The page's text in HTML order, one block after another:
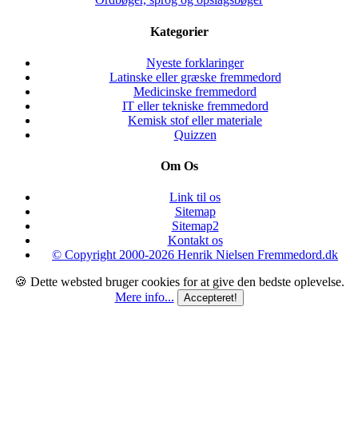
Kategorier
Nyeste forklaringer
Latinske eller græske fremmedord
Medicinske fremmedord
IT eller tekniske fremmedord
Kemisk stof eller materiale
Quizzen
Om Os
Link til os
Sitemap
Sitemap2
Kontakt os
© Copyright 2000-2026 Henrik Nielsen Fremmedord.dk
🍪 Dette websted bruger cookies for at give den bedste oplevelse.
Mere info...
Accepteret!